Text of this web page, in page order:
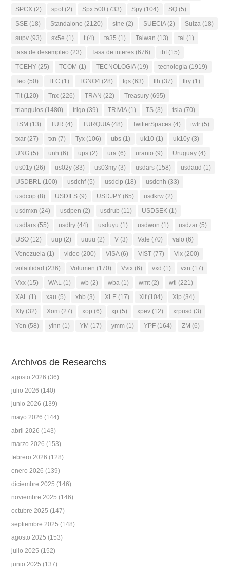
SPCX (2) spot (2) Spx 500 (733) Spy (104) SQ (5)
SSE (18) Standalone (2120) stne (2) SUECIA(2) Suiza (18)
supv (93) sx5e (1) t (4) ta35 (1) Taiwan (13) tal (1)
tasa de desempleo (23) Tasa de interes (676) tbf(15)
TCEHY (25) TCOM (1) TECNOLOGIA(19) tecnología (1919)
Teo (50) TFC (1) TGNO4 (28) tgs (63) tlh (37) tlry (1)
Tlt (120) Tnx (226) TRAN (22) Treasury (695)
triangulos (1480) trigo (39) TRIVIA(1) TS (3) tsla (70)
TSM (13) TUR (4) TURQUIA(48) TwitterSpaces (4) twtr (5)
txar (27) txn (7) Tyx (106) ubs (1) uk10 (1) uk10y (3)
UNG (5) unh (6) ups (2) ura (6) uranio (9) Uruguay (4)
us01y (26) us02y (83) us03my (3) usdars (158) usdaud (1)
USDBRL (100) usdchf(5) usdclp (18) usdcnh (33)
usdcop (8) USDILS (9) USDJPY (65) usdkrw (2)
usdmxn (24) usdpen (2) usdrub (11) USDSEK (1)
usdtars (55) usdtry (44) usduyu (1) usdwon (1) usdzar (5)
USO (12) uup (2) uuuu (2) V (3) Vale (70) valo (6)
Venezuela (1) video (200) VISA(6) VIST (77) Vix (200)
volatilidad (236) Volumen (170) Vvix (6) vxd (1) vxn (17)
Vxx (15) WAL (1) wb (2) wba (1) wmt (2) wti (221)
XAL (1) xau (5) xhb (3) XLE (17) Xlf(104) Xlp (34)
Xly (32) Xom (27) xop (6) xp (5) xpev (12) xrpusd (3)
Yen (58) yinn (1) YM (17) ymm (1) YPF (164) ZM (6)
Archivos de Researchs
agosto 2026 (36)
julio 2026 (140)
junio 2026 (139)
mayo 2026 (144)
abril 2026 (143)
marzo 2026 (153)
febrero 2026 (128)
enero 2026 (139)
diciembre 2025 (146)
noviembre 2025 (146)
octubre 2025 (147)
septiembre 2025 (148)
agosto 2025 (153)
julio 2025 (152)
junio 2025 (137)